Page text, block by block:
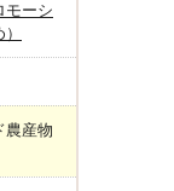
モーシ
農産物